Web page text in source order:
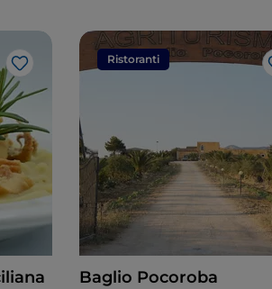
Like
Ristoranti
Baglio Pocoroba